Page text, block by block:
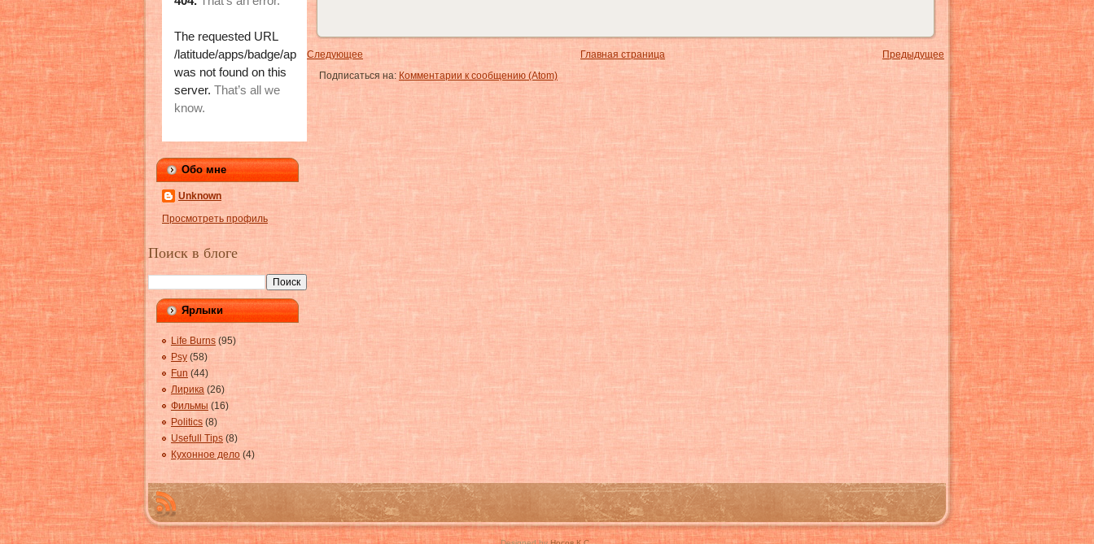
Обо мне
Unknown
Просмотреть профиль
Поиск в блоге
Ярлыки
Life Burns (95)
Psy (58)
Fun (44)
Лирика (26)
Фильмы (16)
Politics (8)
Usefull Tips (8)
Кухонное дело (4)
Следующее Предыдущее
Главная страница
Подписаться на: Комментарии к сообщению (Atom)